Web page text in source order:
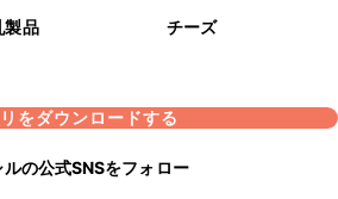
製品 チーズ
をダウンロードする
ルの公式SNSをフォロー